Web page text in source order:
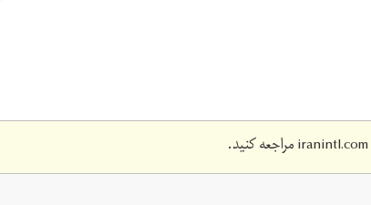
iranintl.comمراجعه کنید.